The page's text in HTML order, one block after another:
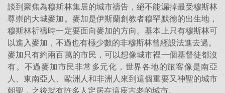
談到聚焦為穆斯林集居的城市禱告，絕不能漏掉最受穆斯林
尊崇的大城麥加。麥加是伊斯蘭創教者穆罕默德的出生地，
穆斯林祈禱時一定要面向麥加的方向。基本上只有穆斯林可
以進入麥加，不過也有極少數的非穆斯林曾經設法進去過。
麥加只有約兩百萬的市民，可以想像城市裡一個基督徒都沒
有。不過麥加市民非常多元化，世界各地的旅客像是南亞
人、東南亞人、歐洲人和非洲人來到這個重要又神聖的城市
朝聖，之後就有許多人定居在這座古老的城市。